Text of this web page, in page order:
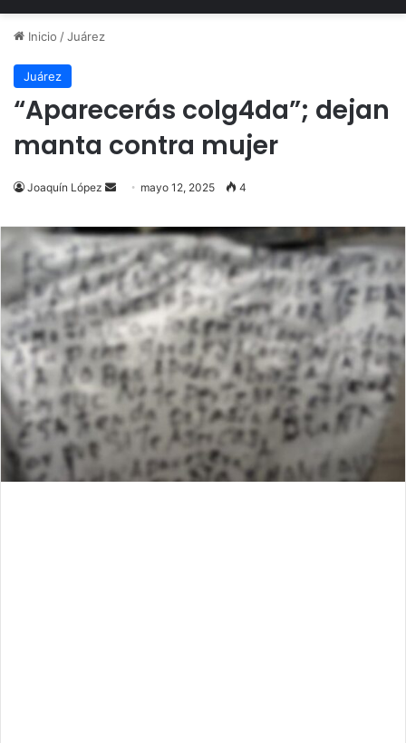
Inicio /Juárez
Juárez
“Aparecerás colg4da”; dejan
manta contra mujer
Joaquín López
Send
email
mayo 12, 2025 4